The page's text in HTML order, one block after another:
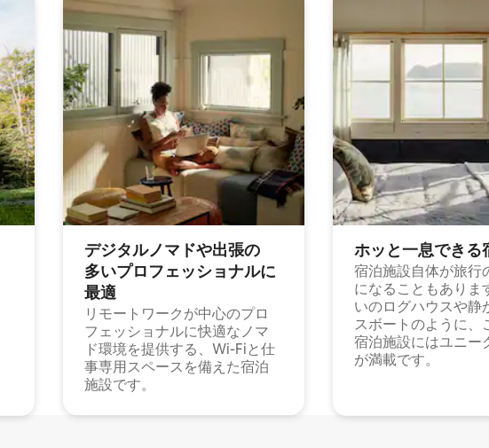
デジタルノマドや出⁠張⁠の
多⁠いプ⁠ロ⁠フ⁠ェ⁠ッ⁠シ⁠ョ⁠ナ⁠ル⁠に
最⁠適
リモートワークが中心のプロ
フェッショナルに快適なノマ
ド環境を提供する、Wi-Fiと仕
事専用スペースを備えた宿泊
施設です。
ホッと一⁠息⁠で⁠き⁠る
宿泊施設自体が旅行
になることもありま
いのログハウスや静
スボートのように、
宿泊施設にはユニー
が満載です。